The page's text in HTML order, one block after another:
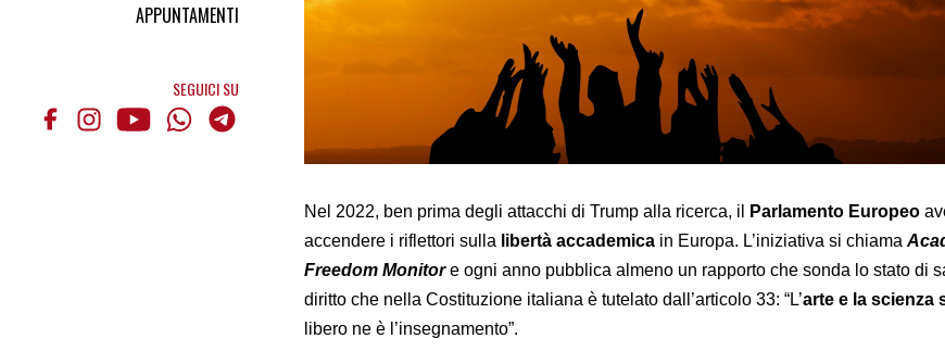
APPUNTAMENTI
SEGUICI SU
Nel 2022, ben prima degli attacchi di Trump alla ricerca, il Parlamento Europeo
accendere i riflettori sulla libertà accademica in Europa. L’iniziativa si chiama
Freedom Monitore ogni anno pubblica almeno un rapporto che sonda lo stato di
diritto che nella Costituzione italiana è tutelato dall’articolo 33: “L’arte e la scienza
libero ne è l’insegnamento”.